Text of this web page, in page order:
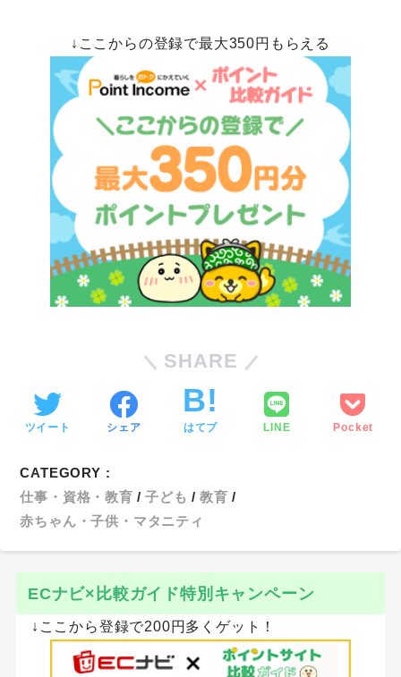
↓ここからの登録で最大350円もらえる
SHARE
ツイート シェア はてブ LINE Pocket
CATEGORY :
仕事・資格・教育
子ども
教育
赤ちゃん・子供・マタニティ
ECナビ×比較ガイド特別キャンペーン
↓ここから登録で200円多くゲット！